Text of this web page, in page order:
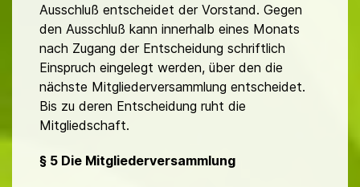
Ausschluß entscheidet der Vorstand. Gegen
den Ausschluß kann innerhalb eines Monats
nach Zugang der Entscheidung schriftlich
Einspruch eingelegt werden, über den die
nächste Mitgliederversammlung entscheidet.
Bis zu deren Entscheidung ruht die
Mitgliedschaft.
§ 5 Die Mitgliederversammlung